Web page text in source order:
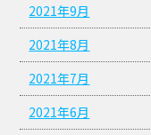
2021年9月
2021年8月
2021年7月
2021年6月